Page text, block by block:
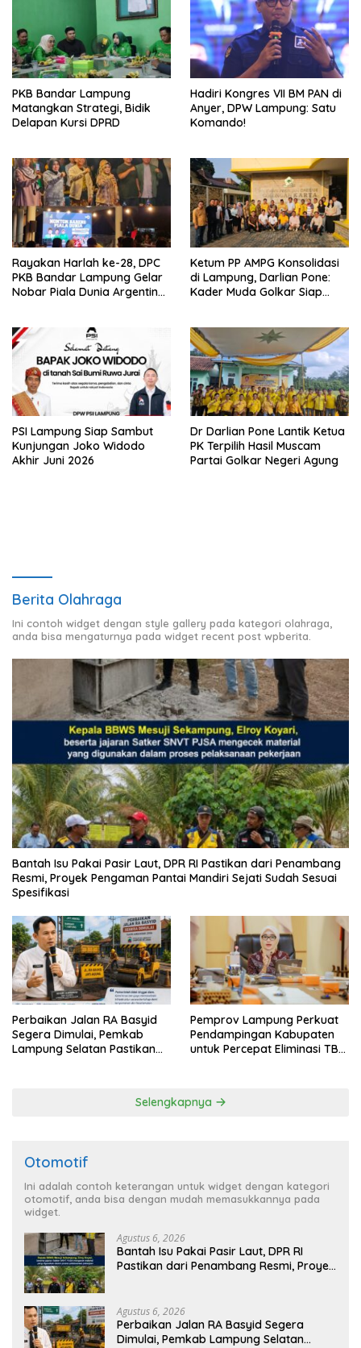
PKB Bandar Lampung
Matangkan Strategi, Bidik
Delapan Kursi DPRD
Hadiri Kongres VII BM PAN di
Anyer, DPW Lampung: Satu
Komando!
Rayakan Harlah ke-28, DPC
PKB Bandar Lampung Gelar
Nobar Piala Dunia Argentina
Ketum PP AMPG Konsolidasi
di Lampung, Darlian Pone:
Kader Muda Golkar Siap
PSI Lampung Siap Sambut
Kunjungan Joko Widodo
Akhir Juni 2026
Dr Darlian Pone Lantik Ketua
PK Terpilih Hasil Muscam
Partai Golkar Negeri Agung
Berita Olahraga
Ini contoh widget dengan style gallery pada kategori olahraga,
anda bisa mengaturnya pada widget recent post wpberita.
Bantah Isu Pakai Pasir Laut, DPR RI Pastikan dari Penambang
Resmi, Proyek Pengaman Pantai Mandiri Sejati Sudah Sesuai
Spesifikasi
Perbaikan Jalan RA Basyid
Segera Dimulai, Pemkab
Lampung Selatan Pastikan
Pemprov Lampung Perkuat
Pendampingan Kabupaten
untuk Percepat Eliminasi TBC
Selengkapnya
Otomotif
Ini adalah contoh keterangan untuk widget dengan kategori
otomotif, anda bisa dengan mudah memasukkannya pada
widget.
Agustus 6, 2026
Bantah Isu Pakai Pasir Laut, DPR RI
Pastikan dari Penambang Resmi, Proyek
Agustus 6, 2026
Perbaikan Jalan RA Basyid Segera
Dimulai, Pemkab Lampung Selatan